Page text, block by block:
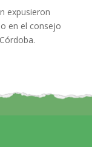
expusieron
en el consejo